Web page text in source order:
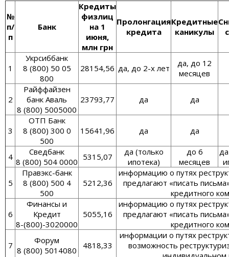
№
п/
п
Банк
Кредиты
физлиц
на 1
июня,
млн грн
Пролонгация
кредита
Кредитные
каникулы
1
Укрсиббанк
8 (800) 50 05
800
28154,56 да, до 2-х лет
да, до 12
месяцев
2
Райффайзен
банк Аваль
8 (800) 5005000
23793,77 да да
3
ОТП Банк
8 (800) 300 0
500
15641,96 да да
4
Сведбанк
8 (800) 504 0000 5315,07
да (только
ипотека)
до 6
месяцев
5
Правэкс-банк
8 (800) 500 4
500
5212,36
информацию о путях
предлагают «писать
кредитного
6
Финансы и
Кредит
8-(800)-3020000
5055,16
информацию о путях
предлагают «писать
кредитного
7
Форум
8 (800) 5014080
4818,33
информации о путях
возможность